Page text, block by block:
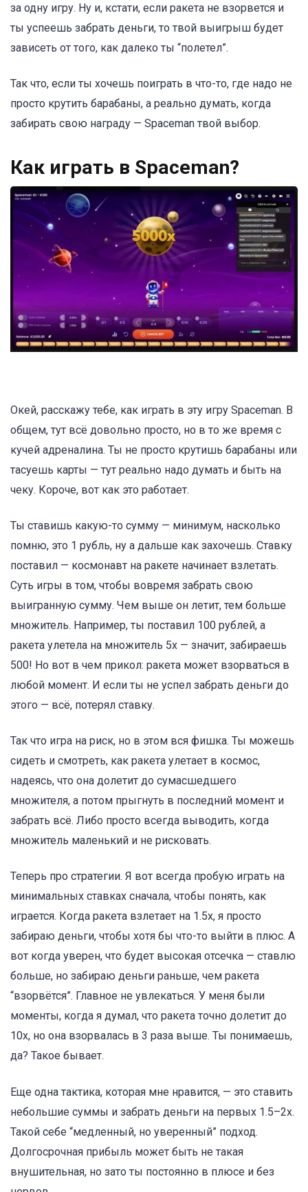
за одну игру. Ну и, кстати, если ракета не взорвется и
ты успеешь забрать деньги, то твой выигрыш будет
зависеть от того, как далеко ты “полетел”.
Так что, если ты хочешь поиграть в что-то, где надо не
просто крутить барабаны, а реально думать, когда
забирать свою награду — Spaceman твой выбор.
Как играть в Spaceman?
Окей, расскажу тебе, как играть в эту игру Spaceman. В
общем, тут всё довольно просто, но в то же время с
кучей адреналина. Ты не просто крутишь барабаны или
тасуешь карты — тут реально надо думать и быть на
чеку. Короче, вот как это работает.
Ты ставишь какую-то сумму — минимум, насколько
помню, это 1 рубль, ну а дальше как захочешь. Ставку
поставил — космонавт на ракете начинает взлетать.
Суть игры в том, чтобы вовремя забрать свою
выигранную сумму. Чем выше он летит, тем больше
множитель. Например, ты поставил 100 рублей, а
ракета улетела на множитель 5x — значит, забираешь
500! Но вот в чем прикол: ракета может взорваться в
любой момент. И если ты не успел забрать деньги до
этого — всё, потерял ставку.
Так что игра на риск, но в этом вся фишка. Ты можешь
сидеть и смотреть, как ракета улетает в космос,
надеясь, что она долетит до сумасшедшего
множителя, а потом прыгнуть в последний момент и
забрать всё. Либо просто всегда выводить, когда
множитель маленький и не рисковать.
Теперь про стратегии. Я вот всегда пробую играть на
минимальных ставках сначала, чтобы понять, как
играется. Когда ракета взлетает на 1.5x, я просто
забираю деньги, чтобы хотя бы что-то выйти в плюс. А
вот когда уверен, что будет высокая отсечка — ставлю
больше, но забираю деньги раньше, чем ракета
“взорвётся”. Главное не увлекаться. У меня были
моменты, когда я думал, что ракета точно долетит до
10x, но она взорвалась в 3 раза выше. Ты понимаешь,
да? Такое бывает.
Еще одна тактика, которая мне нравится, — это ставить
небольшие суммы и забрать деньги на первых 1.5–2x.
Такой себе “медленный, но уверенный” подход.
Долгосрочная прибыль может быть не такая
внушительная, но зато ты постоянно в плюсе и без